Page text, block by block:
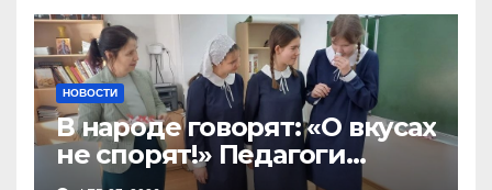
НОВОСТИ
В народе говорят: «О вкусах
не спорят!» Педагоги
поварского отделения